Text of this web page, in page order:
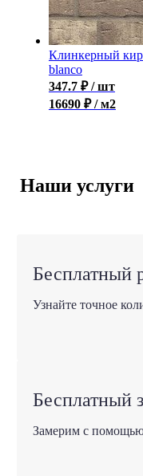
Клинкерный
blanco
347.7 ₽ / шт
16690 ₽ / м2
Наши услуги
Бесплатный
Узнайте точное
Бесплатный
Замерим с помощью